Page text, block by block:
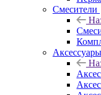
Смесители
Аксессуары